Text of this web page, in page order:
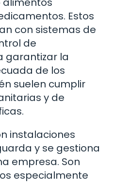
Estos
con sistemas de
de
garantizar la
de los
suelen cumplir
y de
instalaciones
y se gestiona
empresa. Son
especialmente